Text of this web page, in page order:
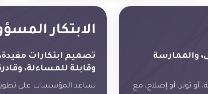
والممارسة
توتر، أو إصلاح، مع
الابتكار
تصميم ابتكارات
وقابلة للمساءلة،
نساعد المؤسسات على